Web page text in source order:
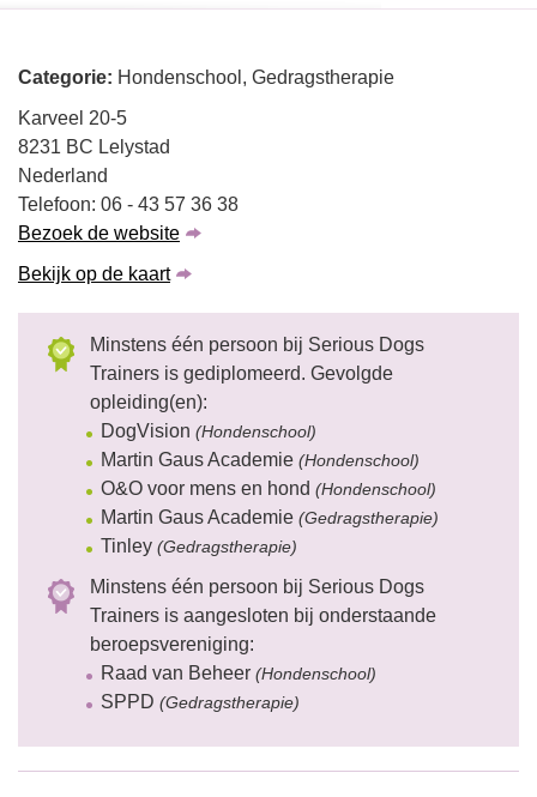
Categorie: Hondenschool, Gedragstherapie
Karveel 20-5
8231 BC Lelystad
Nederland
Telefoon: 06 - 43 57 36 38
Bezoek de website
Bekijk op de kaart
Minstens één persoon bij Serious Dogs
Trainers is gediplomeerd. Gevolgde
opleiding(en):
DogVision (Hondenschool)
Martin Gaus Academie (Hondenschool)
O&O voor mens en hond (Hondenschool)
Martin Gaus Academie (Gedragstherapie)
Tinley (Gedragstherapie)
Minstens één persoon bij Serious Dogs
Trainers is aangesloten bij onderstaande
beroepsvereniging:
Raad van Beheer (Hondenschool)
SPPD (Gedragstherapie)